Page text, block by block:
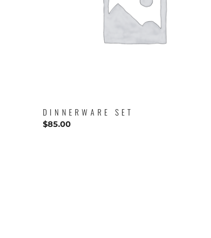
DINNERWARE SET
$85.00